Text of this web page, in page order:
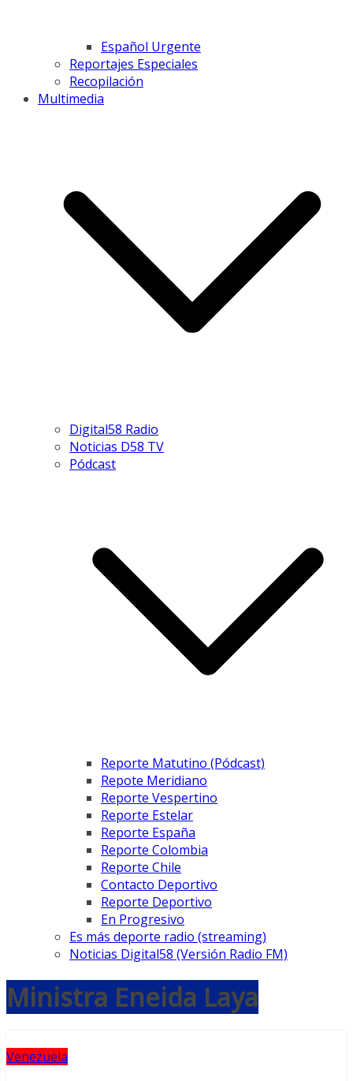
Español Urgente
Reportajes Especiales
Recopilación
Multimedia
Digital58 Radio
Noticias D58 TV
Pódcast
Reporte Matutino (Pódcast)
Repote Meridiano
Reporte Vespertino
Reporte Estelar
Reporte España
Reporte Colombia
Reporte Chile
Contacto Deportivo
Reporte Deportivo
En Progresivo
Es más deporte radio (streaming)
Noticias Digital58 (Versión Radio FM)
Ministra Eneida Laya
Venezuela